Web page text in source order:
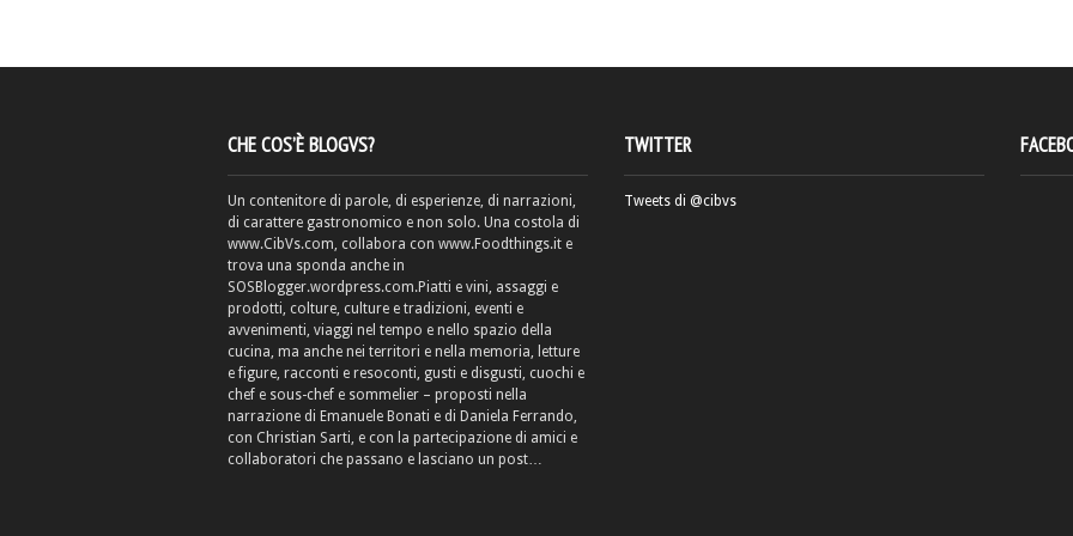
CHE COS’È BLOGVS?
Un contenitore di parole, di esperienze, di narrazioni,
di carattere gastronomico e non solo. Una costola di
www.CibVs.com, collabora con www.Foodthings.it e
trova una sponda anche in
SOSBlogger.wordpress.com.Piatti e vini, assaggi e
prodotti, colture, culture e tradizioni, eventi e
avvenimenti, viaggi nel tempo e nello spazio della
cucina, ma anche nei territori e nella memoria, letture
e figure, racconti e resoconti, gusti e disgusti, cuochi e
chef e sous-chef e sommelier – proposti nella
narrazione di Emanuele Bonati e di Daniela Ferrando,
con Christian Sarti, e con la partecipazione di amici e
collaboratori che passano e lasciano un post…
TWITTER
Tweets di @cibvs